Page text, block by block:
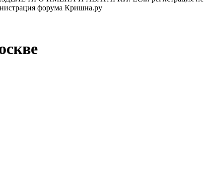
форума Кришна.ру